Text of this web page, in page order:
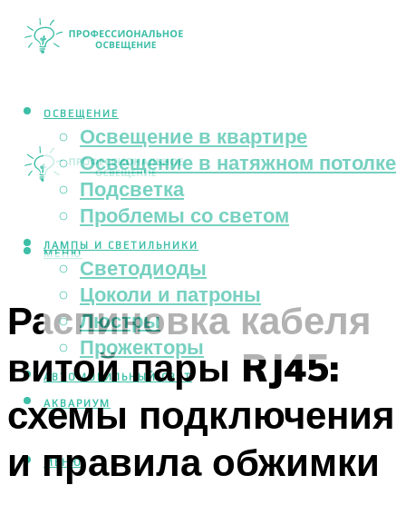
ОСВЕЩЕНИЕ
Освещение в квартире
Освещение в натяжном потолке
Подсветка
Проблемы со светом
ЛАМПЫ И СВЕТИЛЬНИКИ
Светодиоды
Цоколи и патроны
Люстры
Прожекторы
АВТОМОБИЛЬНЫЙ СВЕТ
АКВАРИУМ
МЕНЮ
МЕНЮ
Распиновка кабеля
витой пары RJ45:
схемы подключения
и правила обжимки